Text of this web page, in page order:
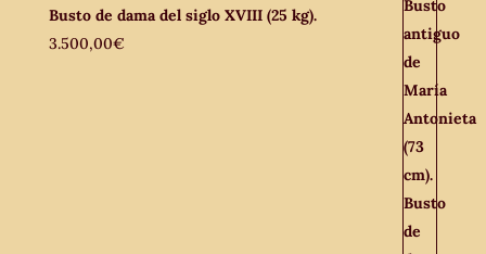
Busto de dama del siglo XVIII (25 kg).
3.500,00€